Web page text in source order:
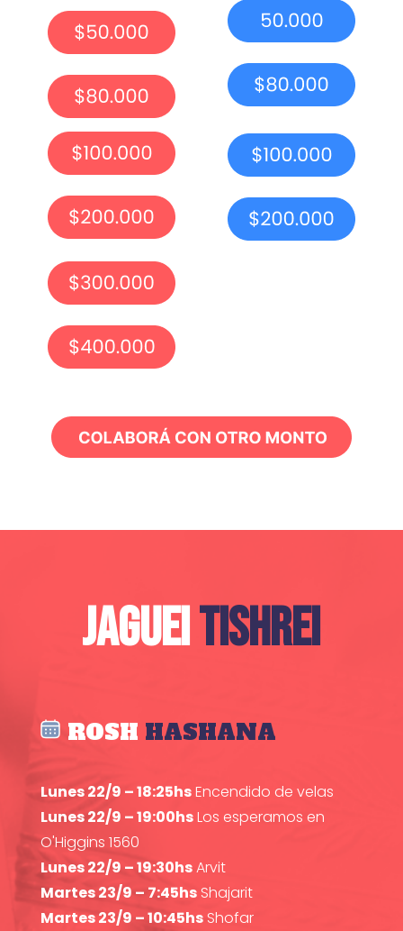
JAGUEITISHREI
ROSH HASHANA
Lunes 22/9 – 18:25hsEncendido de velas
Lunes 22/9 – 19:00hsLos esperamos en
O'Higgins 1560
Lunes 22/9 – 19:30hsArvit
Martes 23/9 – 7:45hsShajarit
Martes 23/9 – 10:45hsShofar